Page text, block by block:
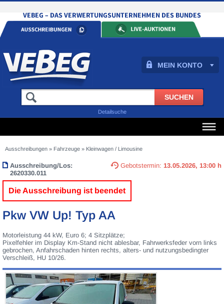
MEIN KONTO
Detailsuche
Ausschreibungen » Fahrzeuge » Kleinwagen / Limousine
Gebotstermin: 13.05.2026, 13:00 h
Ausschreibung/Los:
2620330.011
Die Ausschreibung ist beendet
Pkw VW Up! Typ AA
Motorleistung 44 kW, Euro 6; 4 Sitzplätze;
Pixelfehler im Display Km-Stand nicht ablesbar, Fahrwerksfeder vorn links
gebrochen, Anfahrschaden hinten rechts, alters- und nutzungsbedingter
Verschleiß, HU 10/26.